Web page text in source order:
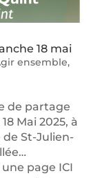
18 mai
ensemble,
de partage
Mai 2025, à
St-Julien-
page ICI